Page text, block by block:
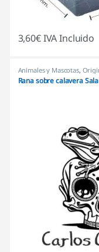
3,60€IVA Incluido
Animales y Mascotas,
Rana sobre calavera